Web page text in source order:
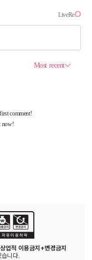
업적 이용금지+변경금지
니다.